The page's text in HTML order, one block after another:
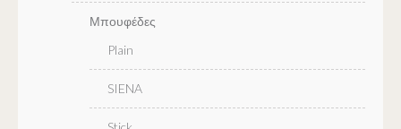
Μπουφέδες
Plain
SIENA